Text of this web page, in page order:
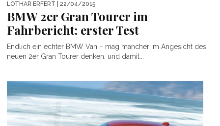
LOTHAR ERFERT | 22/04/2015
BMW 2er Gran Tourer im
Fahrbericht: erster Test
Endlich ein echter BMW Van – mag mancher im Angesicht des
neuen 2er Gran Tourer denken, und damit...